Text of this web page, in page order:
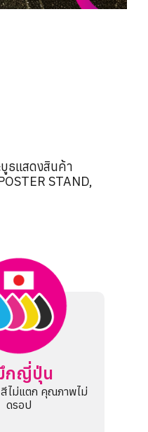
ธแสดงสินค้า
STAND,
กญี่ปุ่น
ไม่แตก คุณภาพไม่
ดรอป